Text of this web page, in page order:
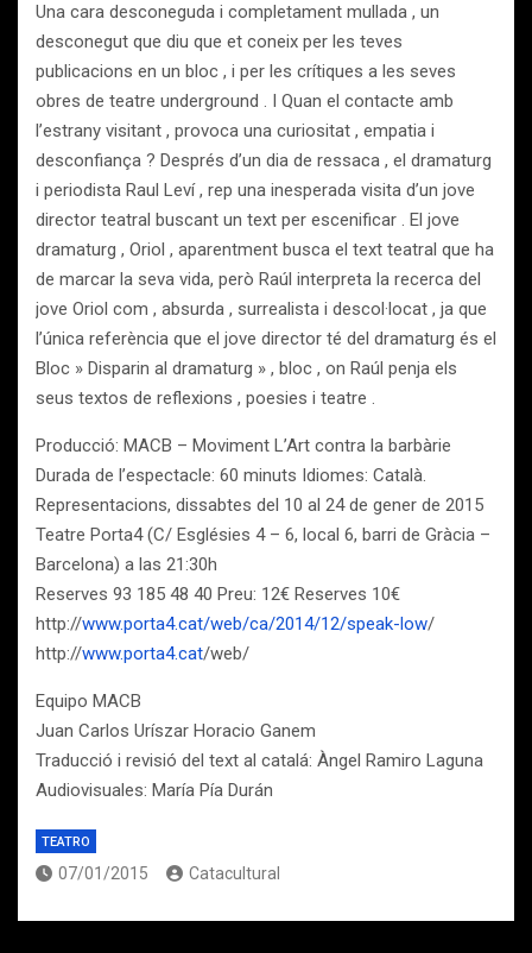
Una cara desconeguda i completament mullada , un
desconegut que diu que et coneix per les teves
publicacions en un bloc , i per les crítiques a les seves
obres de teatre underground . I Quan el contacte amb
l’estrany visitant , provoca una curiositat , empatia i
desconfiança ? Després d’un dia de ressaca , el dramaturg
i periodista Raul Leví , rep una inesperada visita d’un jove
director teatral buscant un text per escenificar . El jove
dramaturg , Oriol , aparentment busca el text teatral que ha
de marcar la seva vida, però Raúl interpreta la recerca del
jove Oriol com , absurda , surrealista i descol·locat , ja que
l’única referència que el jove director té del dramaturg és el
Bloc » Disparin al dramaturg » , bloc , on Raúl penja els
seus textos de reflexions , poesies i teatre .
Producció: MACB – Moviment L’Art contra la barbàrie
Durada de l’espectacle: 60 minuts Idiomes: Català.
Representacions, dissabtes del 10 al 24 de gener de 2015
Teatre Porta4 (C/ Esglésies 4 – 6, local 6, barri de Gràcia –
Barcelona) a las 21:30h
Reserves 93 185 48 40 Preu: 12€ Reserves 10€
http://www.porta4.cat/web/ca/2014/12/speak-low/
http://www.porta4.cat/web/
Equipo MACB
Juan Carlos Uríszar Horacio Ganem
Traducció i revisió del text al catalá: Àngel Ramiro Laguna
Audiovisuales: María Pía Durán
TEATRO
07/01/2015 Catacultural